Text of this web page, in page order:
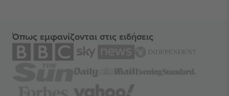
Όπως εμφανίζονται στις ειδήσεις